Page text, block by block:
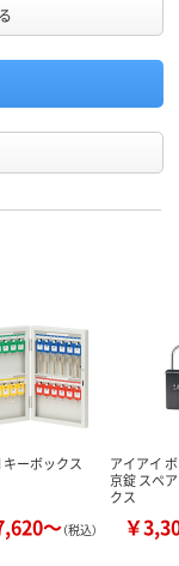
キーボックス
～（税込）
アイアイ
京錠 スペ
クス
￥